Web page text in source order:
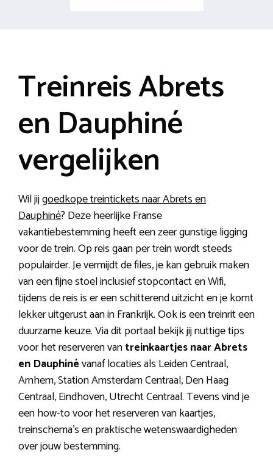
Treinreis Abrets
en Dauphiné
vergelijken
Wil jijgoedkope treintickets naar Abrets en
Dauphiné? Deze heerlijke Franse
vakantiebestemming heeft een zeer gunstige ligging
voor de trein. Op reis gaan per trein wordt steeds
populairder. Je vermijdt de files, je kan gebruik maken
van een fijne stoel inclusief stopcontact en Wifi,
tijdens de reis is er een schitterend uitzicht en je komt
lekker uitgerust aan in Frankrijk. Ook is een treinrit een
duurzame keuze. Via dit portaal bekijk jij nuttige tips
voor het reserveren vantreinkaartjes naar Abrets
en Dauphinévanaf locaties als Leiden Centraal,
Arnhem, Station Amsterdam Centraal, Den Haag
Centraal, Eindhoven, Utrecht Centraal. Tevens vind je
een how-to voor het reserveren van kaartjes,
treinschema’s en praktische wetenswaardigheden
over jouw bestemming.